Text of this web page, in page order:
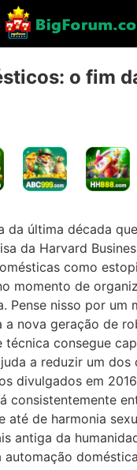
o fim
da última década
da Harvard
como
momento de
Pense nisso por
nova geração de
consegue
a reduzir um
divulgados em
consistentemente
de harmonia
antiga da